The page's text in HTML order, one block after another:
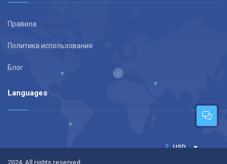
Правила
Политика использования
Блог
Languages
$
USD
2024. All rights reserved.